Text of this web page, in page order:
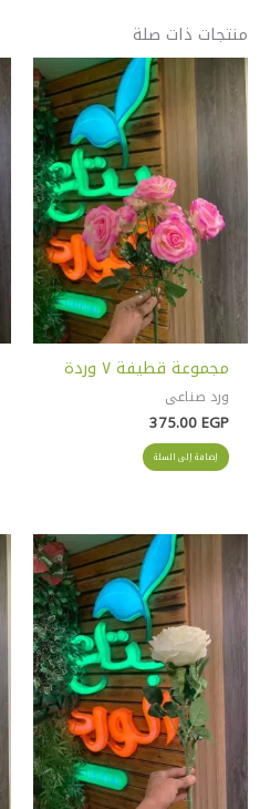
منتجات ذات صلة
مجموعة قطيفة ٧ وردة
ورد صناعى
375.00EGP
إضافة إلى السلة